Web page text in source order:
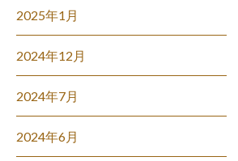
2025年1月
2024年12月
2024年7月
2024年6月